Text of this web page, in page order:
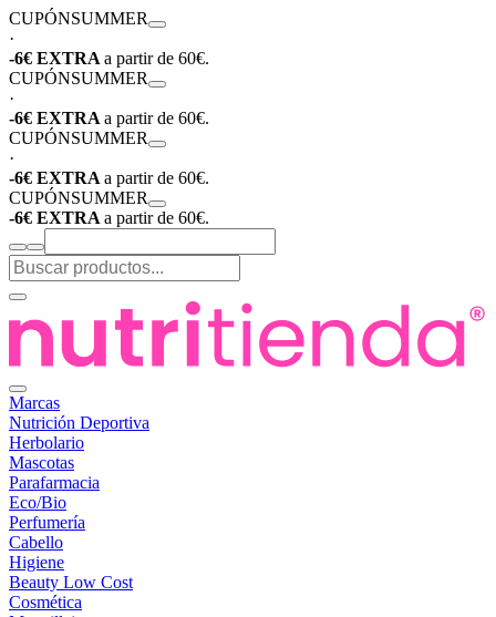
CUPÓNSUMMER
·
-6€ EXTRA a partir de 60€.
CUPÓNSUMMER
·
-6€ EXTRA a partir de 60€.
CUPÓNSUMMER
·
-6€ EXTRA a partir de 60€.
CUPÓNSUMMER
-6€ EXTRA a partir de 60€.
Marcas
Nutrición Deportiva
Herbolario
Mascotas
Parafarmacia
Eco/Bio
Perfumería
Cabello
Higiene
Beauty Low Cost
Cosmética